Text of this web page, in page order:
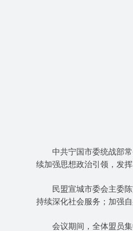
中共宁国市委统战部常
续加强思想政治引领，发
民盟宣城市委会主委陈
持续深化社会服务；加强
会议期间，全体盟员集